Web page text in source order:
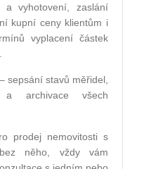
a vyhotovení, zaslání
kupní ceny klientům i
vyplacení částek
sepsání stavů měřidel,
a archivace všech
prodej nemovitosti s
něho, vždy vám